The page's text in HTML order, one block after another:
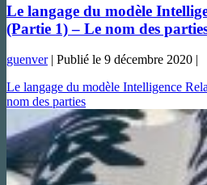
Le langage du modèle
(Partie 1) – Le nom des
guenver| Publié le 9 décembre 2020 |
Le langage du modèle Intelligence
nom des parties